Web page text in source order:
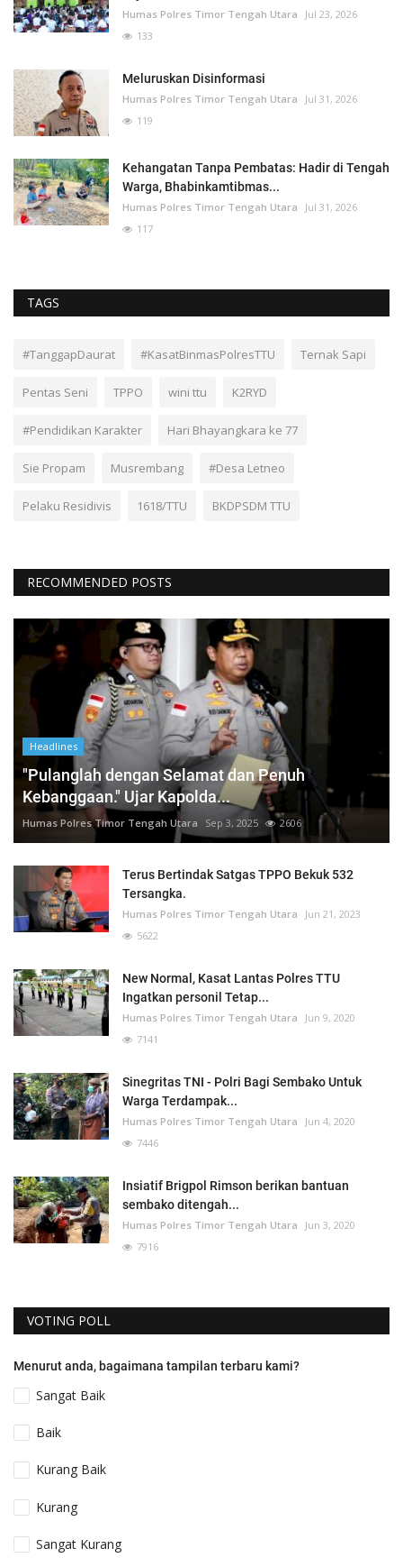
Humas Polres Timor Tengah Utara
Jul 23, 2026
133
Meluruskan Disinformasi
Humas Polres Timor Tengah Utara
Jul 31, 2026
119
Kehangatan Tanpa Pembatas: Hadir di Tengah
Warga, Bhabinkamtibmas...
Humas Polres Timor Tengah Utara
Jul 31, 2026
117
TAGS
#TanggapDaurat #KasatBinmasPolresTTU Ternak Sapi
Pentas Seni TPPO wini ttu K2RYD
#Pendidikan Karakter Hari Bhayangkara ke 77
Sie Propam Musrembang #Desa Letneo
Pelaku Residivis 1618/TTU BKDPSDM TTU
RECOMMENDED POSTS
Headlines
"Pulanglah dengan Selamat dan Penuh
Kebanggaan." Ujar Kapolda...
Humas Polres Timor Tengah Utara Sep 3, 2025 2606
Terus Bertindak Satgas TPPO Bekuk 532
Tersangka.
Humas Polres Timor Tengah Utara
Jun 21, 2023
5622
New Normal, Kasat Lantas Polres TTU
Ingatkan personil Tetap...
Humas Polres Timor Tengah Utara
Jun 9, 2020
7141
Sinegritas TNI - Polri Bagi Sembako Untuk
Warga Terdampak...
Humas Polres Timor Tengah Utara
Jun 4, 2020
7446
Insiatif Brigpol Rimson berikan bantuan
sembako ditengah...
Humas Polres Timor Tengah Utara
Jun 3, 2020
7916
VOTING POLL
Menurut anda, bagaimana tampilan terbaru kami?
Sangat Baik
Baik
Kurang Baik
Kurang
Sangat Kurang